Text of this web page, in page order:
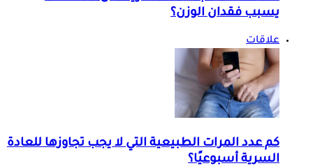
يسبب فقدان الوزن؟
علاقات
كم عدد المرات الطبيعية التي لا يجب تجاوزها للعادة
السرية أسبوعيًا؟